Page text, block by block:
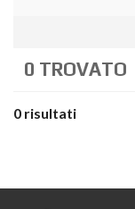
0 TROVATO
0 risultati